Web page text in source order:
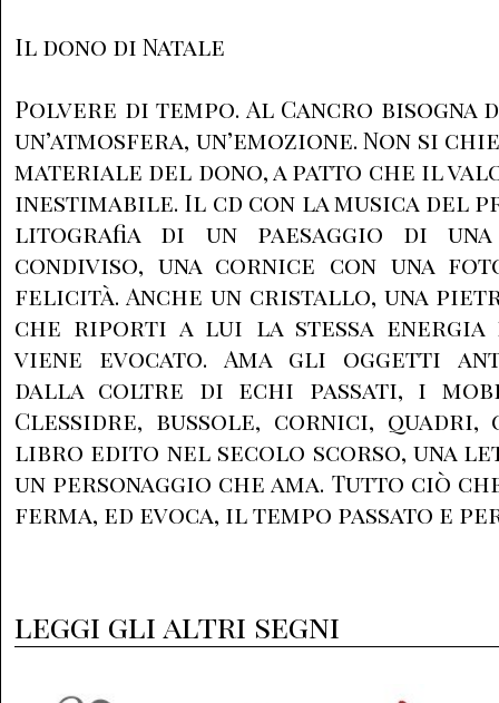
Il dono di Natale
Polvere di tempo. Al Cancro bisogna
un’atmosfera, un’emozione. Non si
materiale del dono, a patto che il
inestimabile. Il cd con la musica del
litografia di un paesaggio di
condiviso, una cornice con una
felicità. Anche un cristallo, una
che riporti a lui la stessa energia
viene evocato. Ama gli oggetti
dalla coltre di echi passati, i
Clessidre, bussole, cornici, quadri,
libro edito nel secolo scorso, una
un personaggio che ama. Tutto ciò
ferma, ed evoca, il tempo passato e
leggi gli altri segni